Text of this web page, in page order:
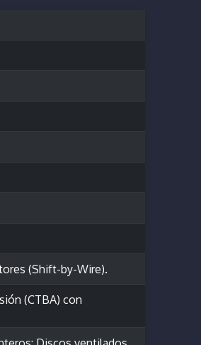
(Shift-by-Wire).
(CTBA) con